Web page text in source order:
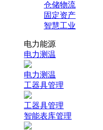
仓储物流
固定资产
智慧工业
电力能源
电力测温
电力测温
工器具管理
工器具管理
智能表库管理